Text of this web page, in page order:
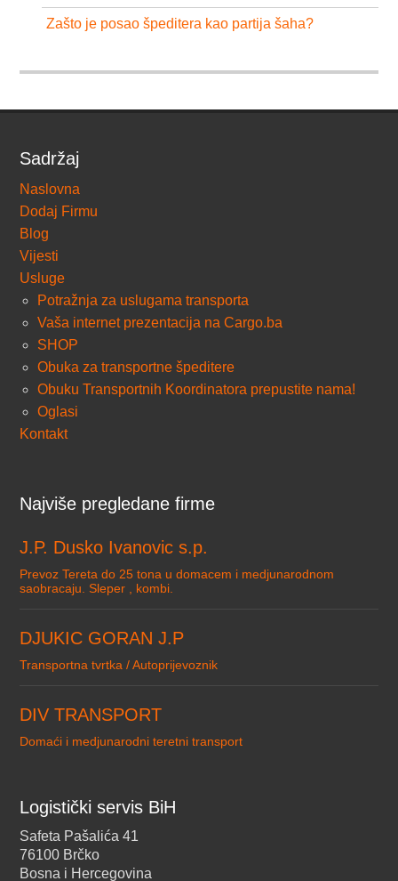
Zašto je posao špeditera kao partija šaha?
Sadržaj
Naslovna
Dodaj Firmu
Blog
Vijesti
Usluge
Potražnja za uslugama transporta
Vaša internet prezentacija na Cargo.ba
SHOP
Obuka za transportne špeditere
Obuku Transportnih Koordinatora prepustite nama!
Oglasi
Kontakt
Najviše pregledane firme
J.P. Dusko Ivanovic s.p.
Prevoz Tereta do 25 tona u domacem i medjunarodnom
saobracaju. Sleper , kombi.
DJUKIC GORAN J.P
Transportna tvrtka / Autoprijevoznik
DIV TRANSPORT
Domaći i medjunarodni teretni transport
Logistički servis BiH
Safeta Pašalića 41
76100 Brčko
Bosna i Hercegovina